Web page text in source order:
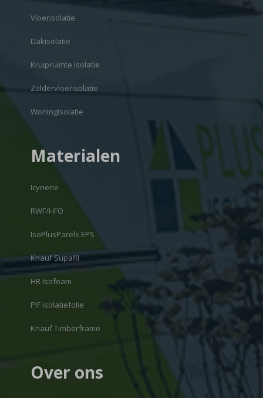
Vloerisolatie
Dakisolatie
Kruipruimte isolatie
Zoldervloerisolatie
Woningisolatie
Materialen
Icynene
RWF/HFO
IsoPlusParels EPS
Knauf Supafil
HR Isofoam
PIF isolatiefolie
Knauf Timberframe
Over ons